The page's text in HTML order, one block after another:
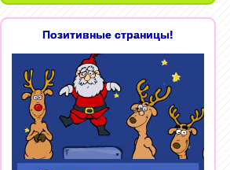
Позитивные страницы!